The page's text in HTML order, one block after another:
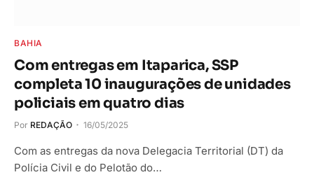
BAHIA
Com entregas em Itaparica, SSP
completa 10 inaugurações de unidades
policiais em quatro dias
Por REDAÇÃO 16/05/2025
Com as entregas da nova Delegacia Territorial (DT) da
Polícia Civil e do Pelotão do…